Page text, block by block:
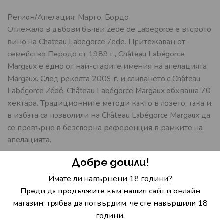
Добре дошли!
Имате ли навършени 18 години?
Преди да продължите към нашия сайт и онлайн
магазин, трябва да потвърдим, че сте навършили 18
години.
Регион/Апелация: Марго, Бордо
Отлежало в дъбови бъчви Zede de Labegorce е второто
вино на Chateau Labegorce Zede. Притежаван от
семейство Перодо от 1989 г., Château Labégorce
Margaux е едно от най-старите имения на апелацията
Margaux. След реколта 2009 г. и сливането с Château
Labégorce Zédé, Château Labégorce Margaux обхваща 70
хектара. Традиционните методи както в лозето, така и
в избата са позволили на Château Labégorce Margaux да
се превърне в безспорна референция в рамките на
апелацията.
Сортове: 50% Каберне Совиньон, 35% Мерло, 10%
Каберне Фран, 5% Пети Вердо
Дегустационни характерситики:
Виното отлежава 12 месеца във френски дъбови
бъчви: 30% нови и 70% второ зареждане. Жив цвят